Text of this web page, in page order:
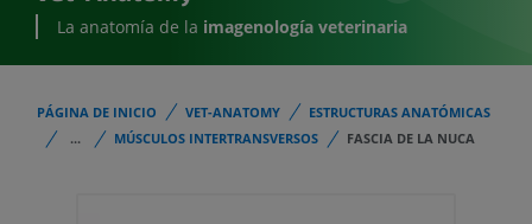
La anatomía de la imagenología veterinaria
PÁGINA DE INICIO VET-ANATOMY
ESTRUCTURAS ANATÓMICAS
...
MÚSCULOS INTERTRANSVERSOS FASCIA DE LA NUCA